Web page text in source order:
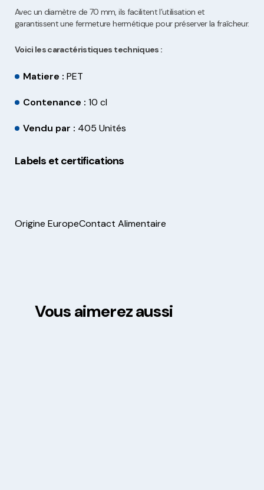
Avec un diamètre de 70 mm, ils facilitent l’utilisation et
garantissent une fermeture hermétique pour préserver la fraîcheur.
Voici les caractéristiques techniques :
Matiere : PET
Contenance : 10 cl
Vendu par : 405 Unités
Labels et certifications
Origine EuropeContact Alimentaire
Vous aimerez aussi